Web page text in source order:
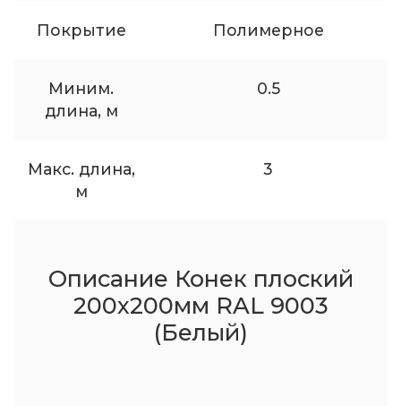
Покрытие Полимерное
Миним.
длина, м
0.5
Макс. длина,
м
3
Описание Конек плоский
200x200мм RAL 9003
(Белый)